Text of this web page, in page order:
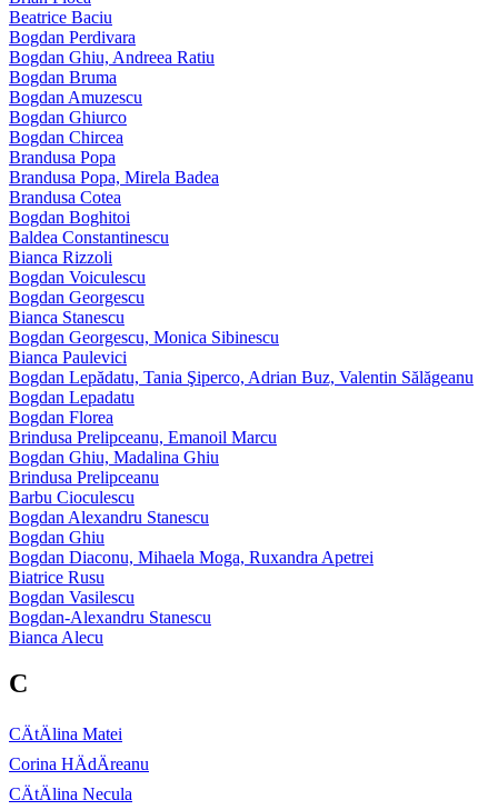
Beatrice Baciu
Bogdan Perdivara
Bogdan Ghiu, Andreea Ratiu
Bogdan Bruma
Bogdan Amuzescu
Bogdan Ghiurco
Bogdan Chircea
Brandusa Popa
Brandusa Popa, Mirela Badea
Brandusa Cotea
Bogdan Boghitoi
Baldea Constantinescu
Bianca Rizzoli
Bogdan Voiculescu
Bogdan Georgescu
Bianca Stanescu
Bogdan Georgescu, Monica Sibinescu
Bianca Paulevici
Bogdan Lepădatu, Tania Şiperco, Adrian Buz, Valentin Sălăgeanu
Bogdan Lepadatu
Bogdan Florea
Brindusa Prelipceanu, Emanoil Marcu
Bogdan Ghiu, Madalina Ghiu
Brindusa Prelipceanu
Barbu Cioculescu
Bogdan Alexandru Stanescu
Bogdan Ghiu
Bogdan Diaconu, Mihaela Moga, Ruxandra Apetrei
Biatrice Rusu
Bogdan Vasilescu
Bogdan-Alexandru Stanescu
Bianca Alecu
C
CÄtÄlina Matei
Corina HÄdÄreanu
CÄtÄlina Necula